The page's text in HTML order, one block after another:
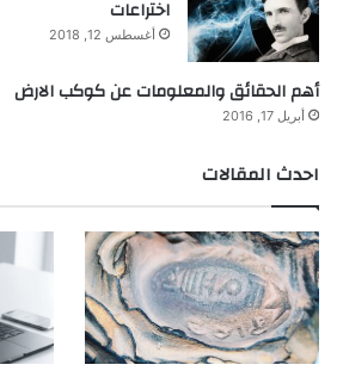
اختراعات
أغسطس 12, 2018
أهم الحقائق والمعلومات عن كوكب الارض
أبريل 17, 2016
احدث المقالات